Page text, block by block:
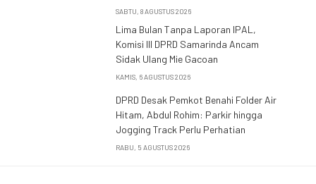
SABTU, 8 AGUSTUS 2026
Lima Bulan Tanpa Laporan IPAL,
Komisi III DPRD Samarinda Ancam
Sidak Ulang Mie Gacoan
KAMIS, 6 AGUSTUS 2026
DPRD Desak Pemkot Benahi Folder Air
Hitam, Abdul Rohim: Parkir hingga
Jogging Track Perlu Perhatian
RABU, 5 AGUSTUS 2026